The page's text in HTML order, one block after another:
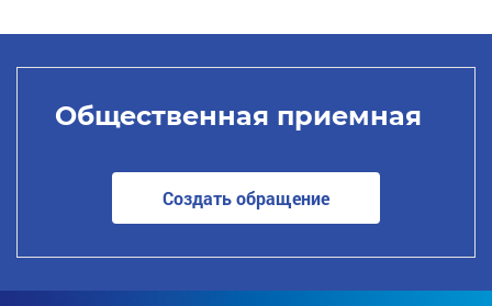
Общественная приемная
Создать обращение